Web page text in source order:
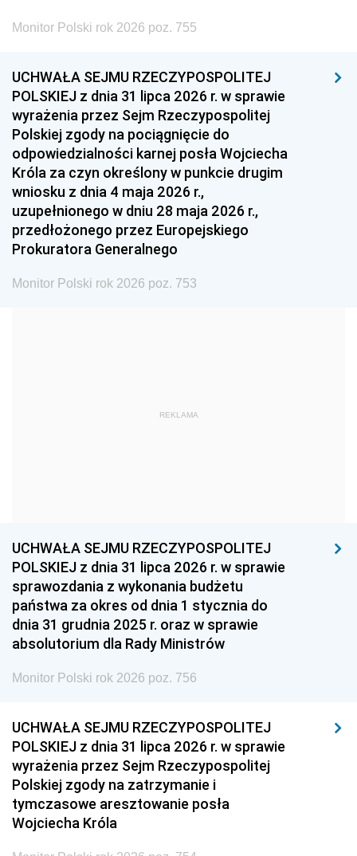
1996 1995 1994
1993 1992 1991
1990 1989
1987 1986 1985
1984 1983
1981 1980 1979
1978 1977
1975 1974
1959
1939 1938 1937
1936 1930
Monitor Polski rok 2026 poz. 755
UCHWAŁA SEJMU RZECZYPOSPOLITEJ
POLSKIEJ z dnia 31 lipca 2026 r. w sprawie
wyrażenia przez Sejm Rzeczypospolitej
Polskiej zgody na pociągnięcie do
odpowiedzialności karnej posła Wojciecha
Króla za czyn określony w punkcie drugim
wniosku z dnia 4 maja 2026 r.,
uzupełnionego w dniu 28 maja 2026 r.,
przedłożonego przez Europejskiego
Prokuratora Generalnego
Monitor Polski rok 2026 poz. 753
REKLAMA
UCHWAŁA SEJMU RZECZYPOSPOLITEJ
POLSKIEJ z dnia 31 lipca 2026 r. w sprawie
sprawozdania z wykonania budżetu
państwa za okres od dnia 1 stycznia do
dnia 31 grudnia 2025 r. oraz w sprawie
absolutorium dla Rady Ministrów
Monitor Polski rok 2026 poz. 756
UCHWAŁA SEJMU RZECZYPOSPOLITEJ
POLSKIEJ z dnia 31 lipca 2026 r. w sprawie
wyrażenia przez Sejm Rzeczypospolitej
Polskiej zgody na zatrzymanie i
tymczasowe aresztowanie posła
Wojciecha Króla